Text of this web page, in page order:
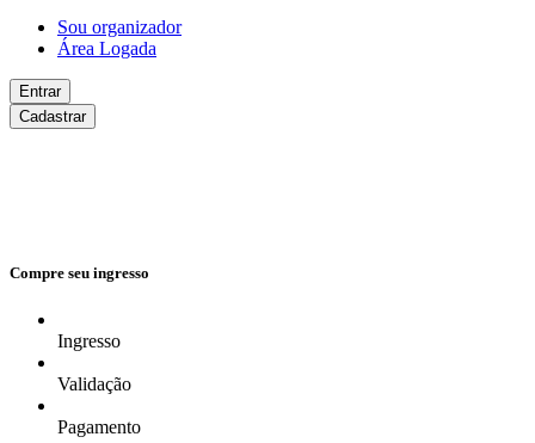
Sou organizador
Área Logada
Entrar
Cadastrar
Compre seu ingresso
Ingresso
Validação
Pagamento